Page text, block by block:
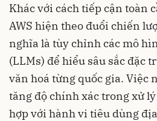
Khác với cách tiếp cận toàn
AWS hiện theo đuổi chiến
nghĩa là tùy chỉnh các mô
(LLMs) để hiểu sâu sắc đặc
văn hoá từng quốc gia. Việc
tăng độ chính xác trong xử
hợp với hành vi tiêu dùng